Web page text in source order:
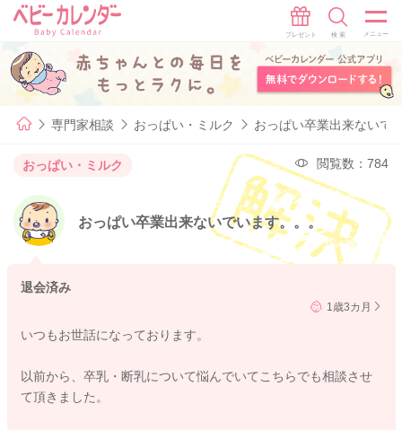
専門家相談 おっぱい・ミルク おっぱい卒業出来ないで
おっぱい・ミルク 閲覧数：784
おっぱい卒業出来ないでいます。。。
退会済み
1歳3カ月
いつもお世話になっております。
以前から、卒乳・断乳について悩んでいてこちらでも相談させ
て頂きました。